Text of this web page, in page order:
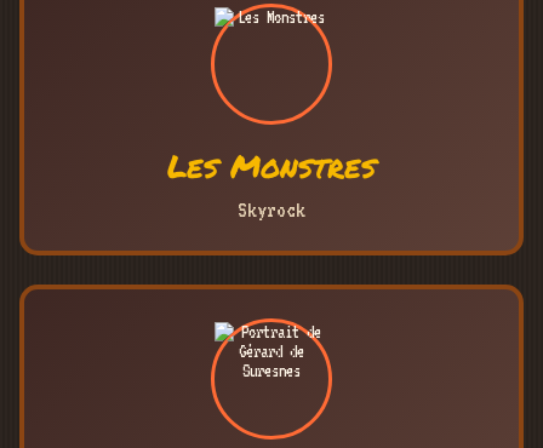
Les Monstres
Skyrock